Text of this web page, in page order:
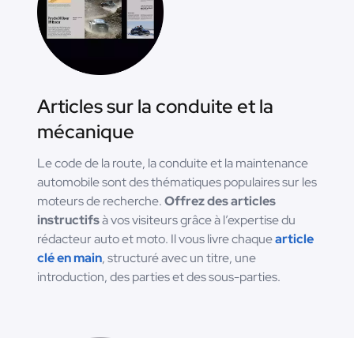
Articles sur la conduite et la
mécanique
Le code de la route, la conduite et la maintenance
automobile sont des thématiques populaires sur les
moteurs de recherche.Offrez des articles
instructifsà vos visiteurs grâce à l’expertise du
rédacteur auto et moto. Il vous livre chaquearticle
clé en main, structuré avec un titre, une
introduction, des parties et des sous-parties.